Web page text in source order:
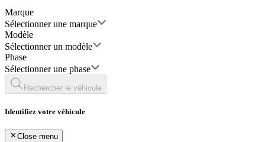
Marque
Sélectionner une marque
Modèle
Sélectionner un modèle
Phase
Sélectionner une phase
Rechercher le véhicule
Identifiez votre véhicule
Close menu